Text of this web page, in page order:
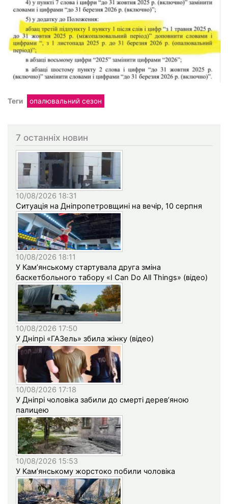
Теги опалювальний сезон
7 останніх новин
10/08/2026 18:31
Ситуація на Дніпропетровщині на вечір, 10 серпня
10/08/2026 18:11
У Кам’янському стартувала друга зміна
баскетбольного табору «I Can Do All Things» (відео)
10/08/2026 17:50
У Дніпрі «ГАЗель» збила жінку (відео)
10/08/2026 17:18
У Дніпрі чоловіка забили до смерті дерев’яною
палицею
10/08/2026 15:53
У Кам’янському жорстоко побили чоловіка